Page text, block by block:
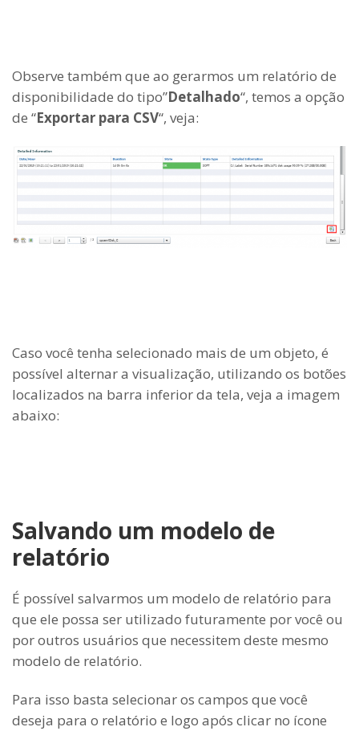
Observe também que ao gerarmos um relatório de
disponibilidade do tipo”Detalhado“, temos a opção
de “Exportar para CSV“, veja:
Caso você tenha selecionado mais de um objeto, é
possível alternar a visualização, utilizando os botões
localizados na barra inferior da tela, veja a imagem
abaixo:
Salvando um modelo de
relatório
É possível salvarmos um modelo de relatório para
que ele possa ser utilizado futuramente por você ou
por outros usuários que necessitem deste mesmo
modelo de relatório.
Para isso basta selecionar os campos que você
deseja para o relatório e logo após clicar no ícone